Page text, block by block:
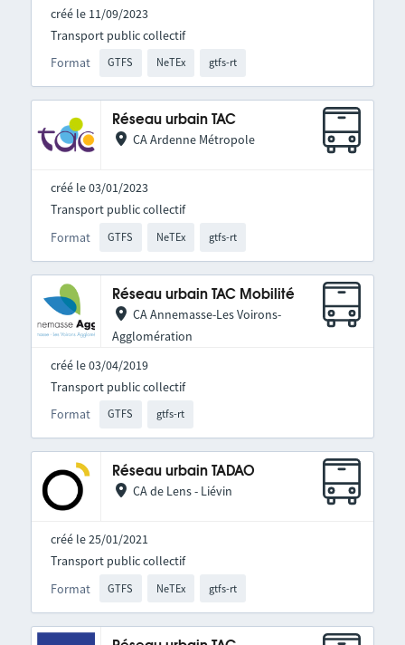
créé le 11/09/2023
Format GTFS NeTEx gtfs-rt
Transport public collectif
Réseau urbain TAC
CA Ardenne Métropole
créé le 03/01/2023
Format GTFS NeTEx gtfs-rt
Transport public collectif
Réseau urbain TAC Mobilité
CA Annemasse-Les Voirons-
Agglomération
créé le 03/04/2019
Format GTFS gtfs-rt
Transport public collectif
Réseau urbain TADAO
CA de Lens - Liévin
créé le 25/01/2021
Format GTFS NeTEx gtfs-rt
Transport public collectif